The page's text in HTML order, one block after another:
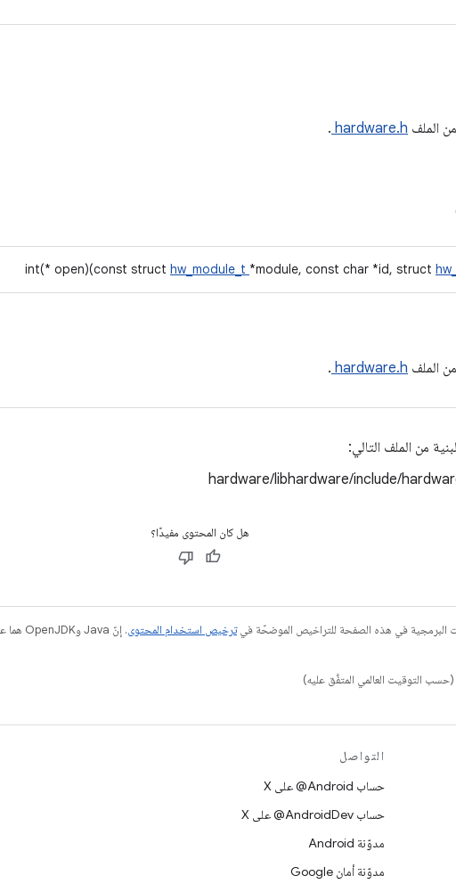
من الملف hardware.h
.
int(* open)(const struct hw_module_t *module, const char *id, struct
من الملف hardware.h
.
من الملف التالي:
hardware/libhardware/include/
هل كان المحتوى مفيدًا؟
البرمجية في هذه الصفحة للتراخيص الموضحّة فيترخيص استخدام المحتوى
التواصل
حساب ‎@Android على X
حساب ‎@AndroidDev على X
مدوّنة Android
مدوّنة أمان Google